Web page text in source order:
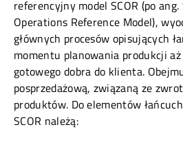
referencyjny model SCOR (po
Operations Reference Model),
głównych procesów opisujących
momentu planowania produkcji
gotowego dobra do klienta.
posprzedażową, związaną ze
produktów. Do elementów
SCOR należą: